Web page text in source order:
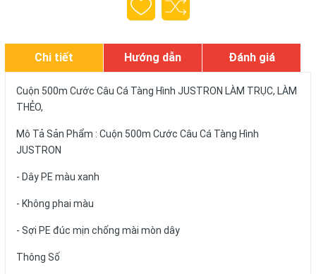
Chi tiết Hướng dẫn Đánh giá
Cuộn 500m Cước Câu Cá Tàng Hình JUSTRON LÀM TRỤC, LÀM
THẺO,
Mô Tả Sản Phẩm : Cuộn 500m Cước Câu Cá Tàng Hình
JUSTRON
- Dây PE màu xanh
- Không phai màu
- Sợi PE đúc mịn chống mài mòn dây
Thông Số